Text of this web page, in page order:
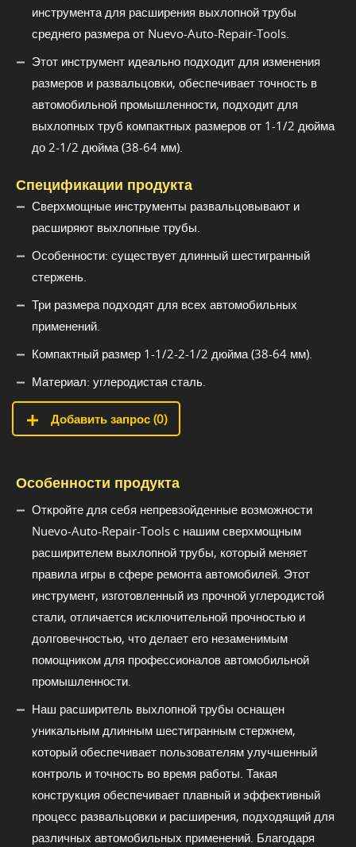
инструмента для расширения выхлопной трубы
среднего размера от Nuevo-Auto-Repair-Tools.
Этот инструмент идеально подходит для изменения
размеров и развальцовки, обеспечивает точность в
автомобильной промышленности, подходит для
выхлопных труб компактных размеров от 1-1/2 дюйма
до 2-1/2 дюйма (38-64 мм).
Спецификации продукта
Сверхмощные инструменты развальцовывают и
расширяют выхлопные трубы.
Особенности: существует длинный шестигранный
стержень.
Три размера подходят для всех автомобильных
применений.
Компактный размер 1-1/2-2-1/2 дюйма (38-64 мм).
Материал: углеродистая сталь.
Добавить запрос (0)
Особенности продукта
Откройте для себя непревзойденные возможности
Nuevo-Auto-Repair-Tools с нашим сверхмощным
расширителем выхлопной трубы, который меняет
правила игры в сфере ремонта автомобилей. Этот
инструмент, изготовленный из прочной углеродистой
стали, отличается исключительной прочностью и
долговечностью, что делает его незаменимым
помощником для профессионалов автомобильной
промышленности.
Наш расширитель выхлопной трубы оснащен
уникальным длинным шестигранным стержнем,
который обеспечивает пользователям улучшенный
контроль и точность во время работы. Такая
конструкция обеспечивает плавный и эффективный
процесс развальцовки и расширения, подходящий для
различных автомобильных применений. Благодаря